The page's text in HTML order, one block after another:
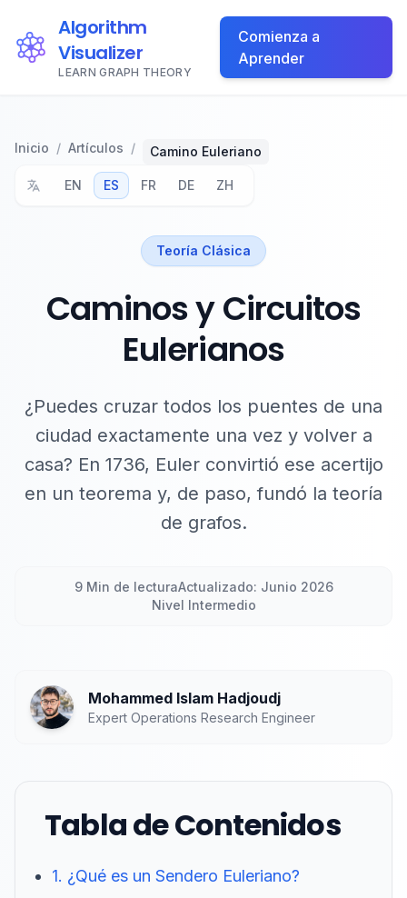
Algorithm
Visualizer
LEARN GRAPH THEORY
Comienza a
Aprender
Inicio / Artículos / Camino Euleriano
EN ES FR DE ZH
Teoría Clásica
Caminos y Circuitos
Eulerianos
¿Puedes cruzar todos los puentes de una
ciudad exactamente una vez y volver a
casa? En 1736, Euler convirtió ese acertijo
en un teorema y, de paso, fundó la teoría
de grafos.
9 Min de lecturaActualizado: Junio 2026
Nivel Intermedio
Mohammed Islam Hadjoudj
Expert Operations Research Engineer
Tabla de Contenidos
1. ¿Qué es un Sendero Euleriano?